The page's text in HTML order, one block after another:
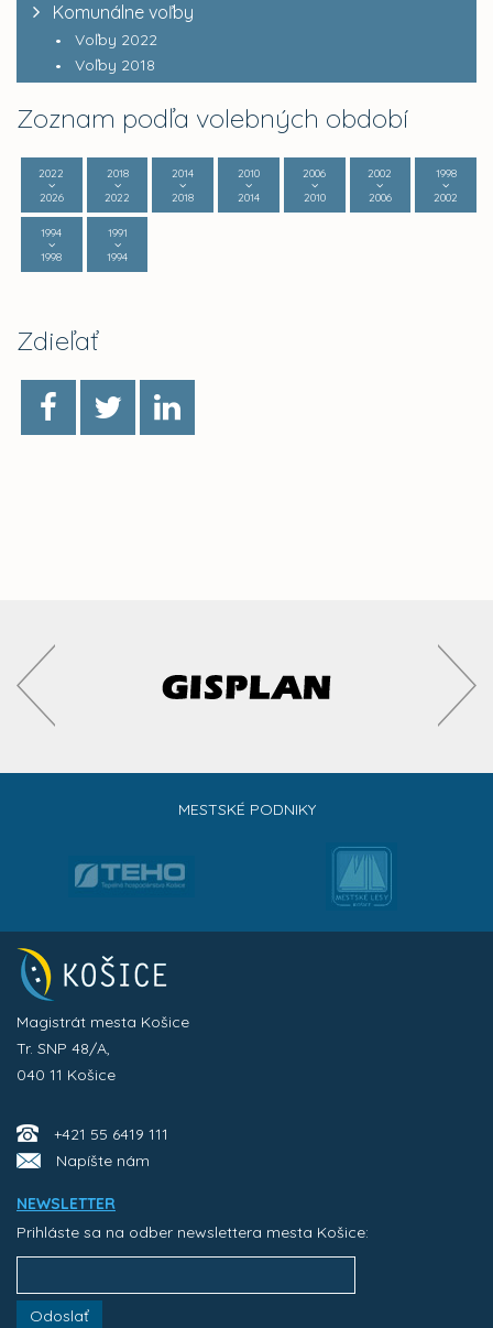
Komunálne voľby
Voľby 2022
Voľby 2018
Zoznam podľa volebných období
2022
2026
2018
2022
2014
2018
2010
2014
2006
2010
2002
2006
1998
2002
1994
1998
1991
1994
Zdieľať
MESTSKÉ PODNIKY
Magistrát mesta Košice
Tr. SNP 48/A,
040 11 Košice
+421 55 6419 111
Napíšte nám
NEWSLETTER
Prihláste sa na odber newslettera mesta Košice:
Odoslať